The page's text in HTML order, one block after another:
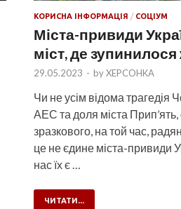
КОРИСНА ІНФОРМАЦІЯ / СОЦІУМ
Міста-привиди
міст, де зупинилося
29.05.2023 - byXEPCOHKA
Чи не усім відома трагедія
АЕС та доля міста Прип’ять,
зразкового, на той час,
це не єдине міста-привиди
нас їх є …
ЧИТАТИ...